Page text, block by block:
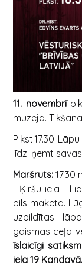
11. novembrī
muzejā.
Plkst.17.30
līdzi ņemt
Maršruts:17.30
- Ķiršu iela -
pils maketa.
uzpildītas
gaismas ceļa
īslaicīgi
iela 19 Kandavā.